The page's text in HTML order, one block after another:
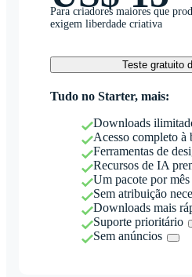
Para criadores maiores que
exigem liberdade criativa
Teste gratuito
Tudo no Starter, mais:
Downloads
Acesso completo à
Ferramentas de
Recursos de IA
Um pacote por mês
Sem atribuição
Downloads mais
Suporte prioritário
Sem anúncios